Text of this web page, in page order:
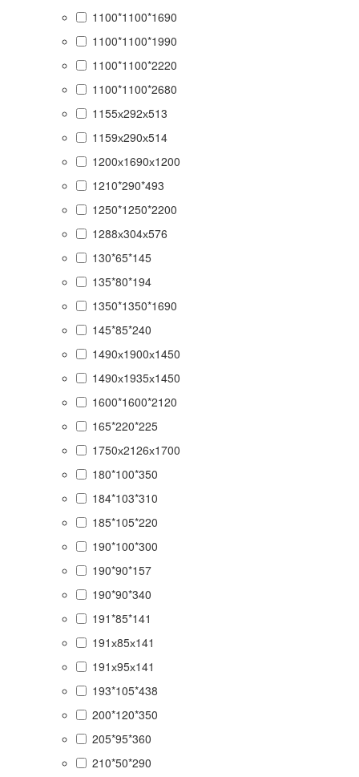
1100*1100*1690
1100*1100*1990
1100*1100*2220
1100*1100*2680
1155х292х513
1159х290х514
1200х1690х1200
1210*290*493
1250*1250*2200
1288х304х576
130*65*145
135*80*194
1350*1350*1690
145*85*240
1490х1900х1450
1490х1935х1450
1600*1600*2120
165*220*225
1750х2126х1700
180*100*350
184*103*310
185*105*220
190*100*300
190*90*157
190*90*340
191*85*141
191х85х141
191х95х141
193*105*438
200*120*350
205*95*360
210*50*290